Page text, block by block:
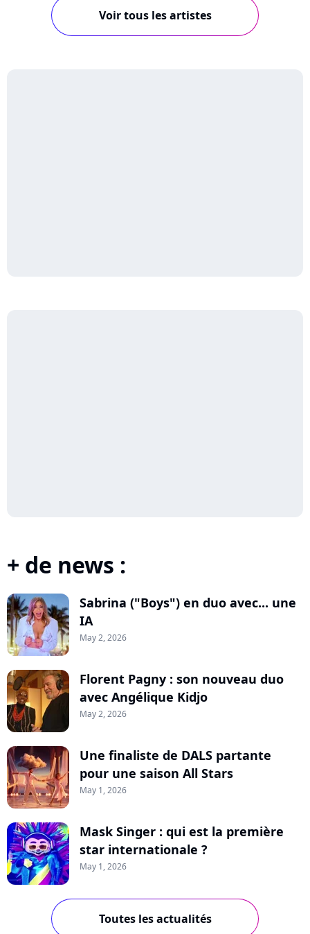
Voir tous les artistes
+ de news :
Sabrina ("Boys") en duo avec... une
IA
May 2, 2026
Florent Pagny : son nouveau duo
avec Angélique Kidjo
May 2, 2026
Une finaliste de DALS partante
pour une saison All Stars
May 1, 2026
Mask Singer : qui est la première
star internationale ?
May 1, 2026
Toutes les actualités